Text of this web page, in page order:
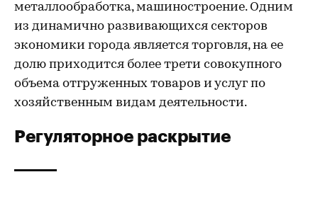
металлообработка, машиностроение. Одним
из динамично развивающихся секторов
экономики города является торговля, на ее
долю приходится более трети совокупного
объема отгруженных товаров и услуг по
хозяйственным видам деятельности.
Регуляторное раскрытие